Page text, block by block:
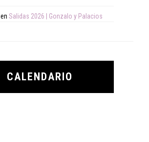
en Salidas 2026 | Gonzalo y Palacios
CALENDARIO